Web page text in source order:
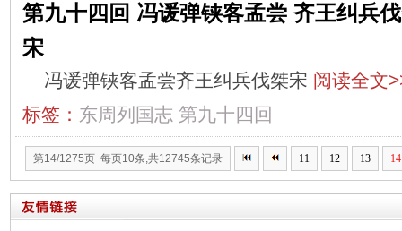
第九十四回 冯谖弹铗客孟尝 齐王纠兵
宋
冯谖弹铗客孟尝齐王纠兵伐桀宋 阅读全文
标签： 东周列国志 第九十四回
第14/1275页 每页10条,共12745条记录 11 12 13 14